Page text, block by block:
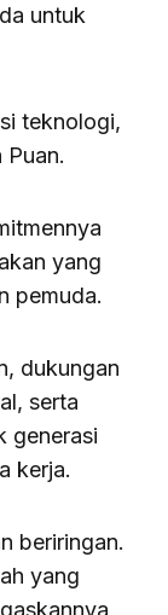
untuk
teknologi,
Puan.
yang
pemuda.
dukungan
serta
generasi
kerja.
beriringan.
yang